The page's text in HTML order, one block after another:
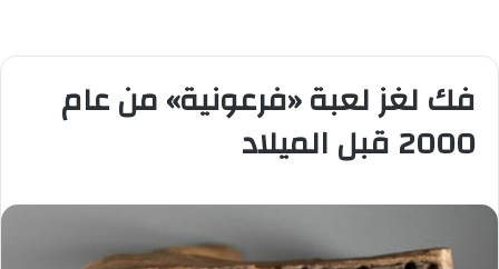
فك لغز لعبة «فرعونية» من عام
2000 قبل الميلاد